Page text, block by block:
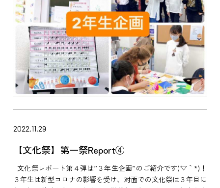
2022.11.29
【文化祭】第一祭Report④
文化祭レポート第４弾は”３年生企画”のご紹介です(´▽｀*)！
３年生は新型コロナの影響を受け、対面での文化祭は３年目に